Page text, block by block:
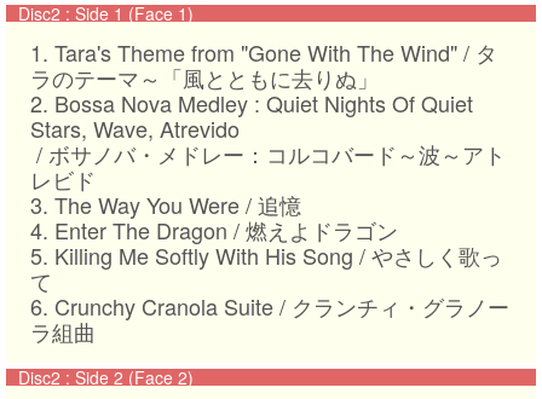
Disc2 : Side 1 (Face 1)
1. Tara's Theme from "Gone With The Wind" / タ
ラのテーマ～「風とともに去りぬ」
2. Bossa Nova Medley : Quiet Nights Of Quiet
Stars, Wave, Atrevido
/ ボサノバ・メドレー：コルコバード～波～アト
レビド
3. The Way You Were / 追憶
4. Enter The Dragon / 燃えよドラゴン
5. Killing Me Softly With His Song / やさしく歌っ
て
6. Crunchy Cranola Suite / クランチィ・グラノー
ラ組曲
Disc2 : Side 2 (Face 2)